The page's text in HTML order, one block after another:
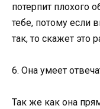
потерпит плохого
тебе, потому если
так, то скажет это
6. Она умеет
Так же как она